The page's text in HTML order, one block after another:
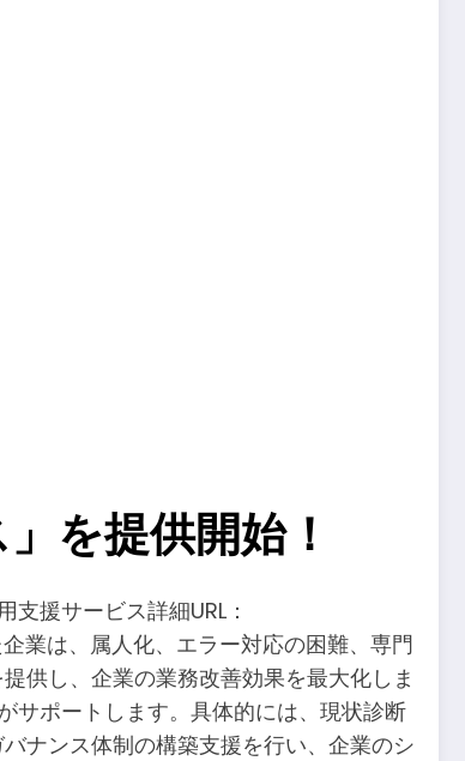
を提供開始！
援サービス詳細URL：
、属人化、エラー対応の困難、専門
供し、企業の業務改善効果を最大化しま
ポートします。具体的には、現状診断
ナンス体制の構築支援を行い、企業のシ